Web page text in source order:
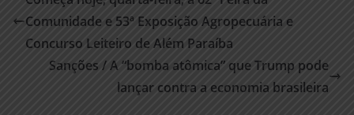
Comunidade e 53ª Exposição Agropecuária e
Concurso Leiteiro de Além Paraíba
Sanções / A “bomba atômica” que Trump pode
lançar contra a economia brasileira